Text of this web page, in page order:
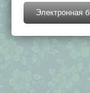
Электронная